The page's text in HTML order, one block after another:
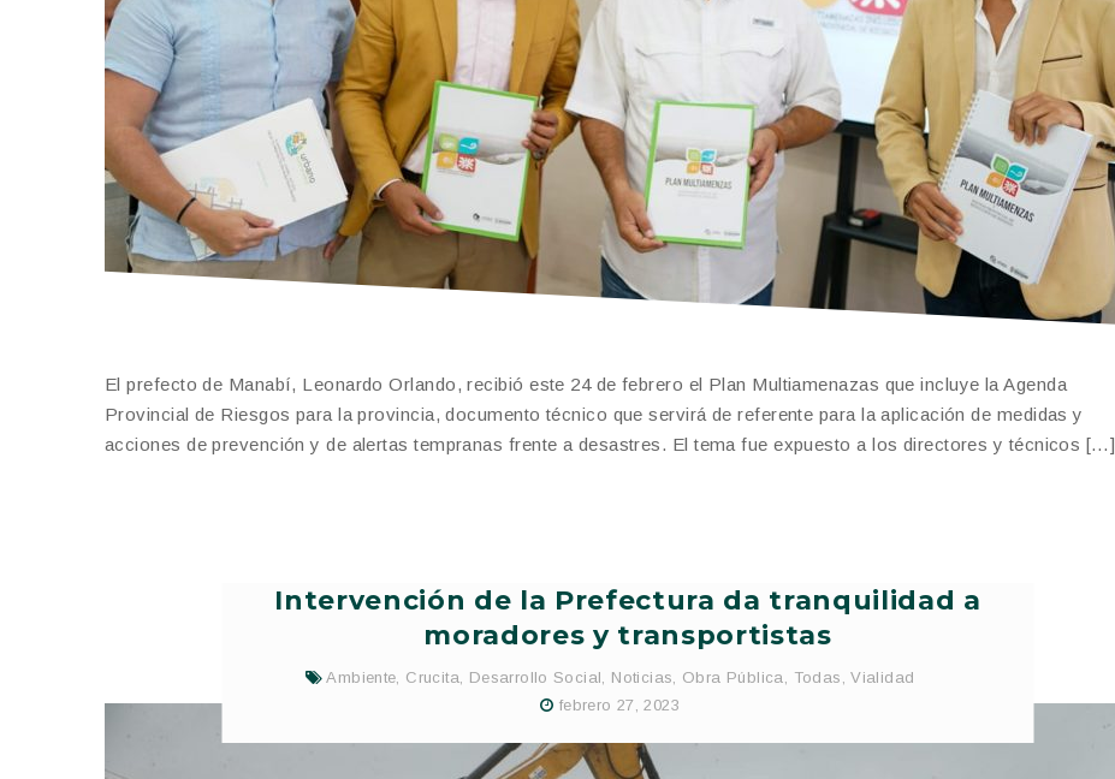
El prefecto de Manabí, Leonardo Orlando, recibió este 24 de febrero el Plan Multiamenazas que incluye la Agenda
Provincial de Riesgos para la provincia, documento técnico que servirá de referente para la aplicación de medidas y
acciones de prevención y de alertas tempranas frente a desastres. El tema fue expuesto a los directores y técnicos […]
Intervención de la Prefectura da tranquilidad a
moradores y transportistas
Ambiente, Crucita, Desarrollo Social, Noticias, Obra Pública, Todas ,Vialidad
febrero 27, 2023